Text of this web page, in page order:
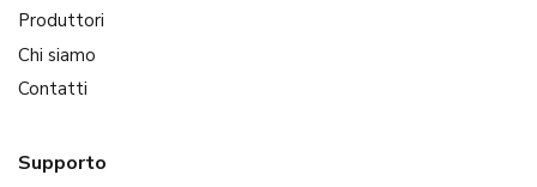
Produttori
Chi siamo
Contatti
Supporto